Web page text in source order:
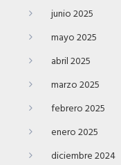
junio 2025
mayo 2025
abril 2025
marzo 2025
febrero 2025
enero 2025
diciembre 2024